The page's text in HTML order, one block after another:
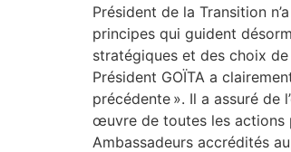
Président de la Transition
principes qui guident
stratégiques et des choix
Président GOÏTA a
précédente ». Il a assuré de
œuvre de toutes les actions
Ambassadeurs accrédités